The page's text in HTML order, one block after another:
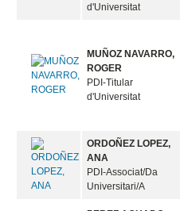
d'Universitat
MUÑOZ NAVARRO,
ROGER
PDI-Titular
d'Universitat
ORDOÑEZ LOPEZ,
ANA
PDI-Associat/Da
Universitari/A